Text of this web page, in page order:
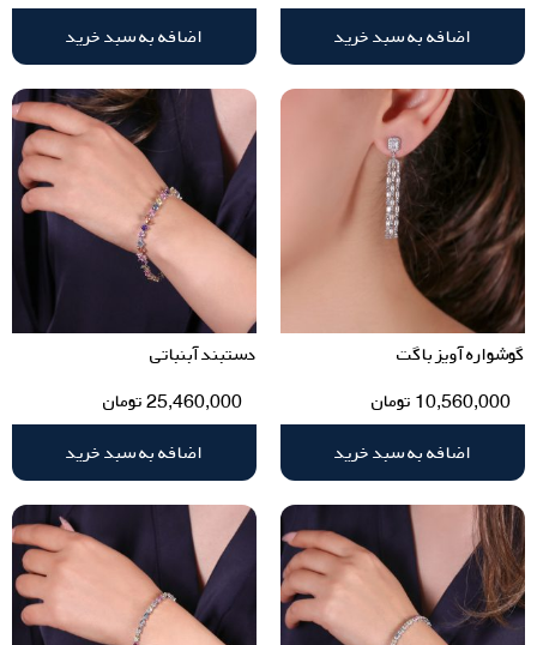
اضافه به سبد خرید
اضافه به سبد خرید
گوشواره آویز باگت
10,560,000 تومان
اضافه به سبد خرید
دستبند آبنباتی
25,460,000تومان
اضافه به سبد خرید